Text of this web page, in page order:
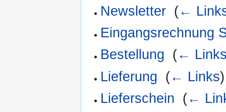
Newsletter (←
Eingangsrechnung
Bestellung (←
Lieferung (← Links)
Lieferschein (←